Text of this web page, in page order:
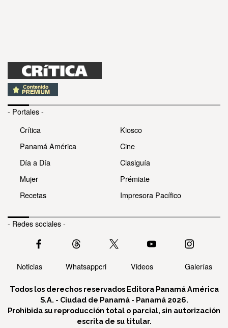
- Portales -
Crítica
Panamá América
Día a Día
Mujer
Recetas
Kiosco
Cine
Clasiguía
Prémiate
Impresora Pacífico
- Redes sociales -
Noticias Whatsappcri Videos Galerías
Todos los derechos reservados Editora Panamá América
S.A. - Ciudad de Panamá - Panamá 2026.
Prohibida su reproducción total o parcial, sin autorización
escrita de su titular.